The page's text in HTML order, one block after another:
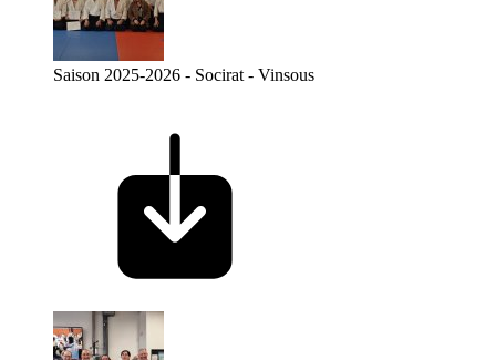
Saison 2025-2026 - Socirat - Vinsous